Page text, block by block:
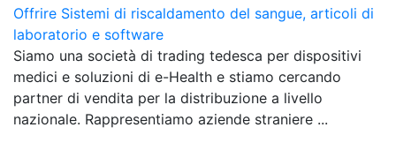
Offrire Sistemi di riscaldamento del sangue, articoli di
laboratorio e software
Siamo una società di trading tedesca per dispositivi
medici e soluzioni di e-Health e stiamo cercando
partner di vendita per la distribuzione a livello
nazionale. Rappresentiamo aziende straniere ...